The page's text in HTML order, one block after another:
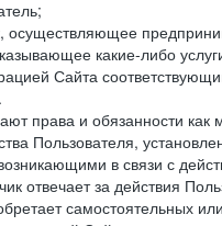
какие-либо
Сайта
права и обязанности
Пользователя,
в связи с
отвечает за действия
самостоятельных